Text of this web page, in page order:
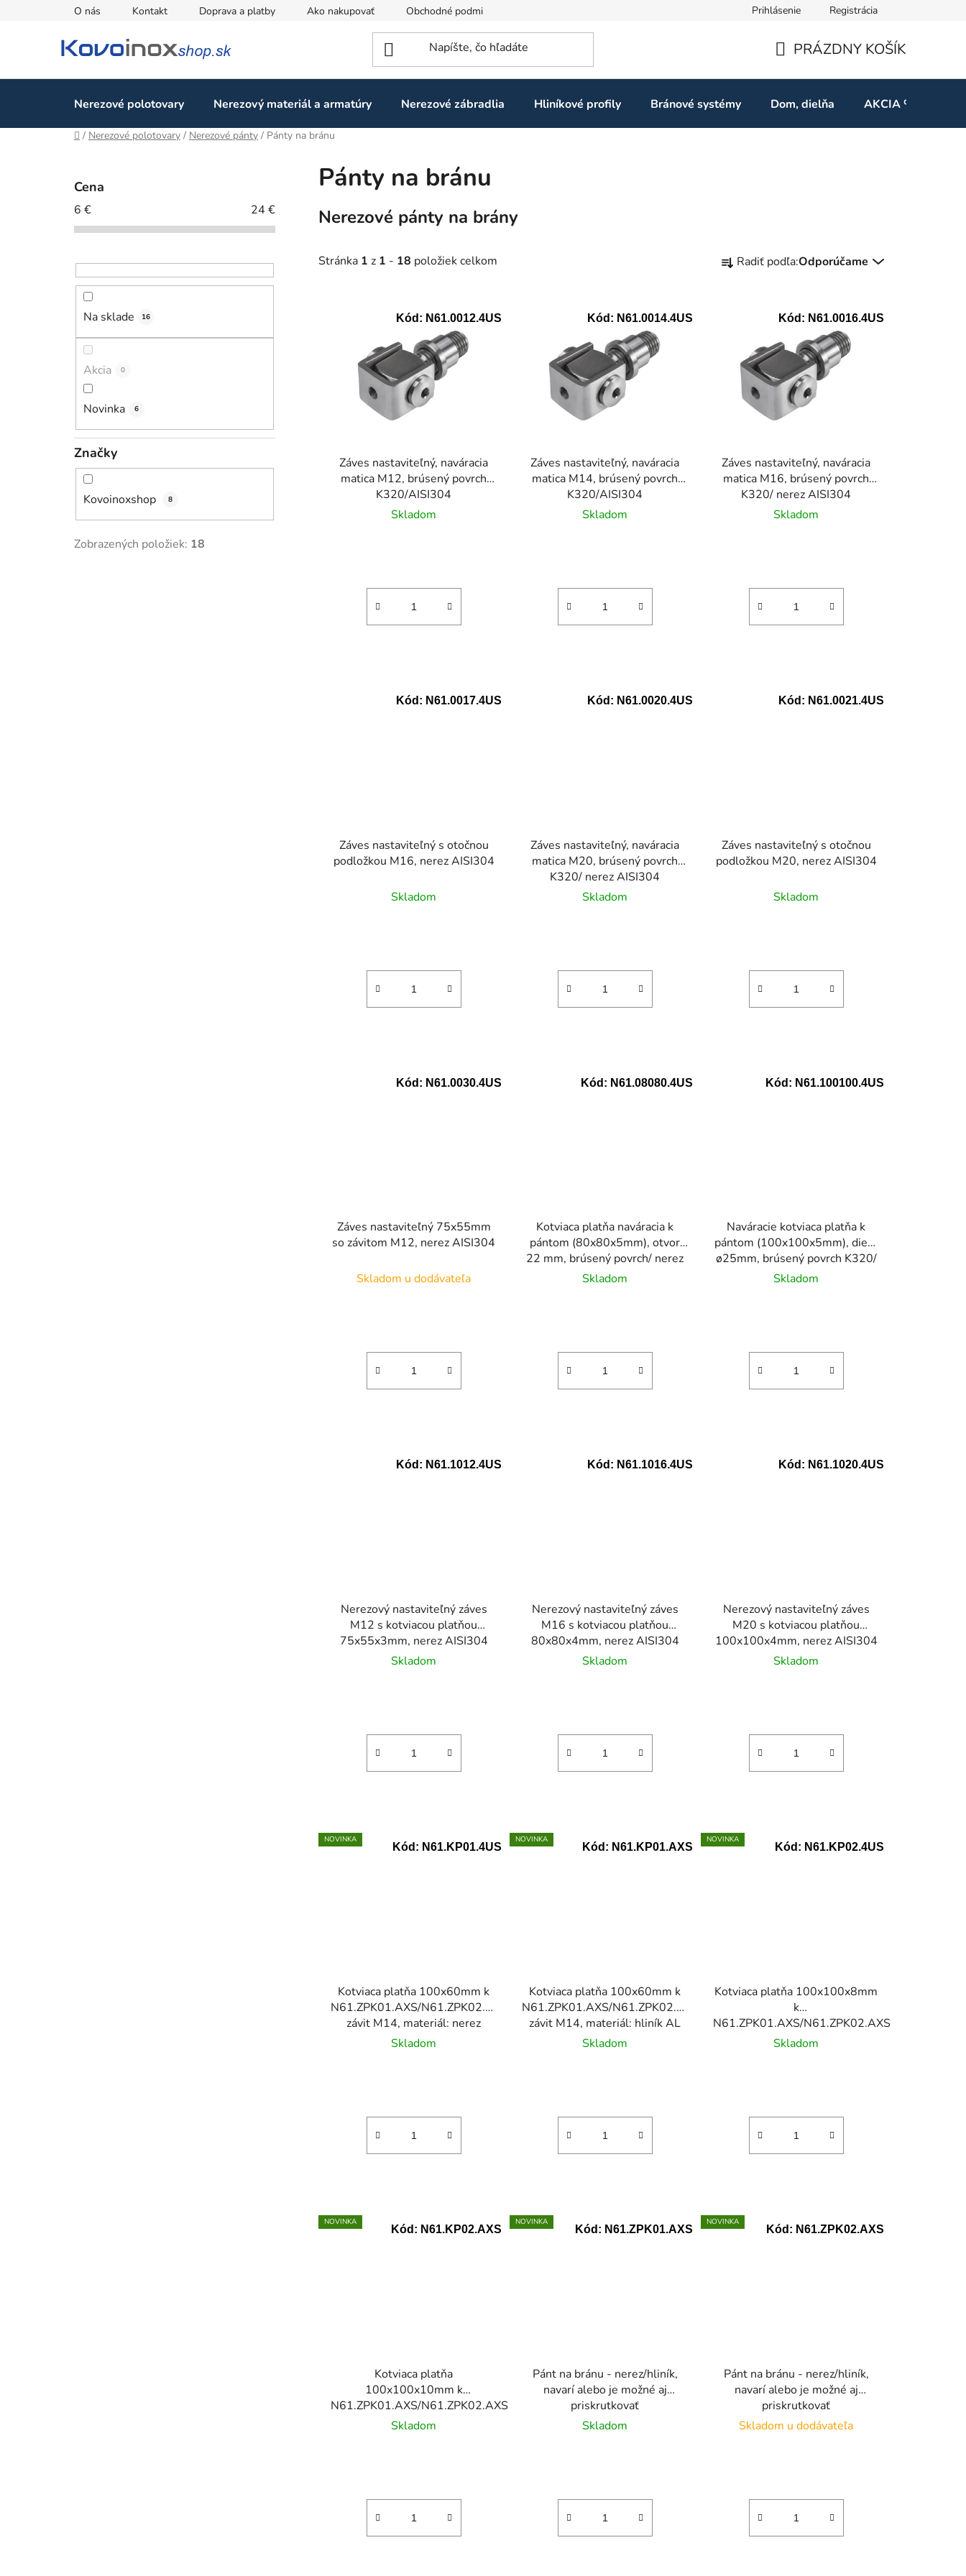
O nás Kontakt Doprava a platby Ako nakupovať Obchodné podmienky Odstúpenie od zmluvy
Prihlásenie Registrácia
KOŠÍK
PRÁZDNY KOŠÍK
Nerezové polotovary Nerezový materiál a armatúry Nerezové zábradlia Hliníkové profily Bránové systémy Dom, dielňa AKCIA %
Domov
/ Nerezové polotovary / Nerezové pánty / Pánty na bránu
Cena
6 € 24 €
Na sklade 16
Akcia 0
Novinka 6
Značky
Kovoinoxshop 8
Zobrazených položiek: 18
Pánty na bránu
Nerezové pánty na brány
Stránka 1 z 1 - 18 položiek celkom
a
u
k
Radiť podľa:Odporúčame
Záves nastaviteľný, naváracia
matica M12, brúsený povrch
K320/AISI304
Skladom
Kód: N61.0012.4US
Záves nastaviteľný, naváracia
matica M14, brúsený povrch
K320/AISI304
Skladom
Kód: N61.0014.4US
Záves nastaviteľný, naváracia
matica M16, brúsený povrch
K320/ nerez AISI304
Skladom
Kód: N61.0016.4US
Záves nastaviteľný s otočnou
podložkou M16, nerez AISI304
Skladom
Kód: N61.0017.4US
Záves nastaviteľný, naváracia
matica M20, brúsený povrch
K320/ nerez AISI304
Skladom
Kód: N61.0020.4US
Záves nastaviteľný s otočnou
podložkou M20, nerez AISI304
Skladom
Kód: N61.0021.4US
Záves nastaviteľný 75x55mm
so závitom M12, nerez AISI304
Skladom u dodávateľa
Kód: N61.0030.4US
Kotviaca platňa naváracia k
pántom (80x80x5mm), otvor
22 mm, brúsený povrch/ nerez
AISI304
Skladom
Kód: N61.08080.4US
Naváracie kotviaca platňa k
pántom (100x100x5mm), diera
ø25mm, brúsený povrch K320/
nerez AISI304
Skladom
Kód: N61.100100.4US
Nerezový nastaviteľný záves
M12 s kotviacou platňou
75x55x3mm, nerez AISI304
Skladom
Kód: N61.1012.4US
Nerezový nastaviteľný záves
M16 s kotviacou platňou
80x80x4mm, nerez AISI304
Skladom
Kód: N61.1016.4US
Nerezový nastaviteľný záves
M20 s kotviacou platňou
100x100x4mm, nerez AISI304
Skladom
Kód: N61.1020.4US
NOVINKA
Kotviaca platňa 100x60mm k
N61.ZPK01.AXS/N61.ZPK02.AXS,
závit M14, materiál: nerez
AISI304
Skladom
Kód: N61.KP01.4US
NOVINKA
Kotviaca platňa 100x60mm k
N61.ZPK01.AXS/N61.ZPK02.AXS,
závit M14, materiál: hliník AL
Skladom
Kód: N61.KP01.AXS
NOVINKA
Kotviaca platňa 100x100x8mm
k
N61.ZPK01.AXS/N61.ZPK02.AXS,
závit M14, materiál: nerez
Skladom
Kód: N61.KP02.4US
NOVINKA
Kotviaca platňa
100x100x10mm k
N61.ZPK01.AXS/N61.ZPK02.AXS,
závit M14, materiál: hliník AL
Skladom
Kód: N61.KP02.AXS
NOVINKA
Pánt na bránu - nerez/hliník,
navarí alebo je možné aj
priskrutkovať
Skladom
Kód: N61.ZPK01.AXS
NOVINKA
Pánt na bránu - nerez/hliník,
navarí alebo je možné aj
priskrutkovať
Skladom u dodávateľa
Kód: N61.ZPK02.AXS